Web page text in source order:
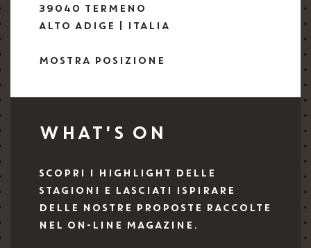
39040 TERMENO
ALTO ADIGE | ITALIA
MOSTRA POSIZIONE
WHAT'S ON
SCOPRI I HIGHLIGHT DELLE
STAGIONI E LASCIATI ISPIRARE
DELLE NOSTRE PROPOSTE RACCOLTE
NEL ON-LINE MAGAZINE.